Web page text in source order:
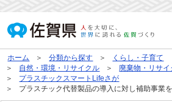
ホーム 分類から探す
くらし・子育て
自然・環境・リサイクル
廃棄物・リサ
プラスチックスマートLifeさが
プラスチック代替製品の導入に対し補助事業